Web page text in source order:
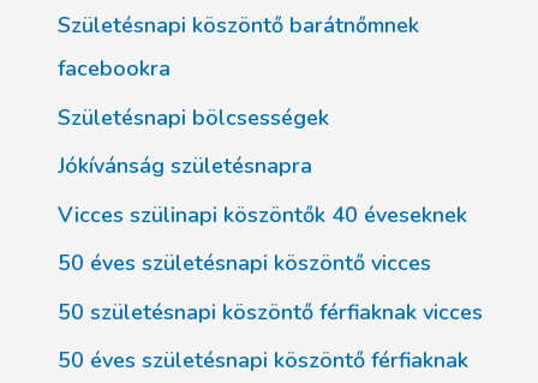
Születésnapi köszöntő barátnőmnek
facebookra
Születésnapi bölcsességek
Jókívánság születésnapra
Vicces szülinapi köszöntők 40 éveseknek
50 éves születésnapi köszöntő vicces
50 születésnapi köszöntő férfiaknak vicces
50 éves születésnapi köszöntő férfiaknak